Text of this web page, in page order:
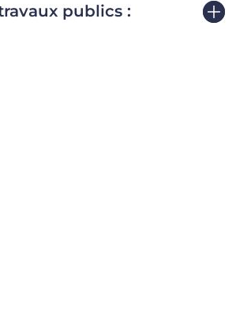
publics :